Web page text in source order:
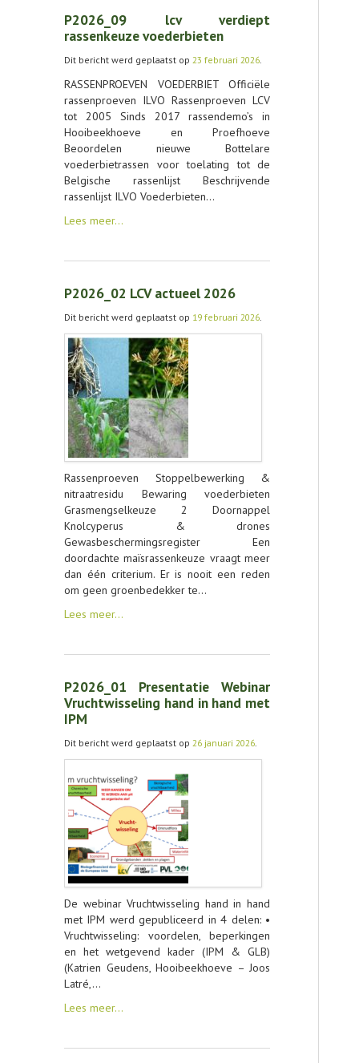
P2026_09 lcv verdiept
rassenkeuze voederbieten
Dit bericht werd geplaatst op 23 februari 2026.
RASSENPROEVEN VOEDERBIET Officiële
rassenproeven ILVO Rassenproeven LCV
tot 2005 Sinds 2017 rassendemo’s in
Hooibeekhoeve en Proefhoeve
Beoordelen nieuwe Bottelare
voederbietrassen voor toelating tot de
Belgische rassenlijst Beschrijvende
rassenlijst ILVO Voederbieten…
Lees meer…
P2026_02 LCV actueel 2026
Dit bericht werd geplaatst op 19 februari 2026.
Rassenproeven Stoppelbewerking &
nitraatresidu Bewaring voederbieten
Grasmengselkeuze 2 Doornappel
Knolcyperus & drones
Gewasbeschermingsregister Een
doordachte maïsrassenkeuze vraagt meer
dan één criterium. Er is nooit een reden
om geen groenbedekker te…
Lees meer…
P2026_01 Presentatie Webinar
Vruchtwisseling hand in hand met
IPM
Dit bericht werd geplaatst op 26 januari 2026.
De webinar Vruchtwisseling hand in hand
met IPM werd gepubliceerd in 4 delen: •
Vruchtwisseling: voordelen, beperkingen
en het wetgevend kader (IPM & GLB)
(Katrien Geudens, Hooibeekhoeve – Joos
Latré,…
Lees meer…